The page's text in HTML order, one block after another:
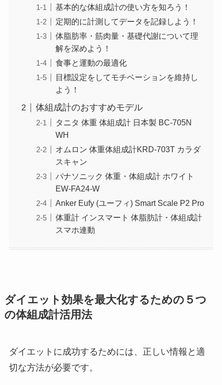
基本的な体組成計の使い方を知ろう！
定期的に計測してデータを記録しよう！
体脂肪率・筋肉量・基礎代謝について理
解を深めよう！
食事と運動の最適化
目標設定をしてモチベーションを維持し
よう！
体組成計のおすすめモデル
タニタ 体重 体組成計 日本製 BC-705N
WH
オムロン 体重体組成計KRD-703T カラダ
スキャン
パナソニック 体重・体組成計 ホワイト
EW-FA24-W
Anker Eufy (ユーフィ) Smart Scale P2 Pro
体重計 インスマート 体脂肪計・体組成計
スマホ連動
ダイエット効果を最大化するための５つ
の体組成計活用法
ダイエットに成功するためには、正しい情報と適
切な方法が必要です。